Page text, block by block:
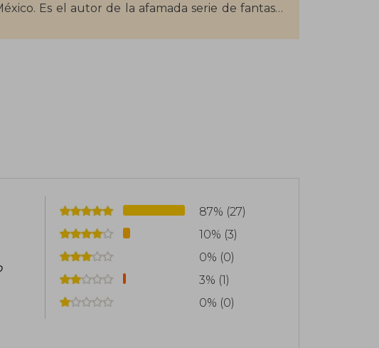
Es el autor de la afamada serie de fantasía
en la que se ha basado la serie de HBO, Juego
87% (27)
10% (3)
0% (0)
3% (1)
0% (0)